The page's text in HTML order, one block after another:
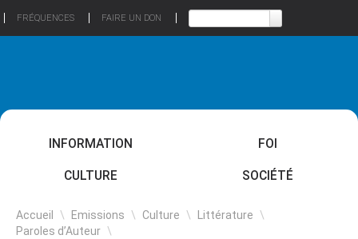
FRÉQUENCES FAIRE UN DON
INFORMATION FOI
CULTURE SOCIÉTÉ
Accueil \ Emissions \ Culture \ Littérature \
Paroles d’Auteur \